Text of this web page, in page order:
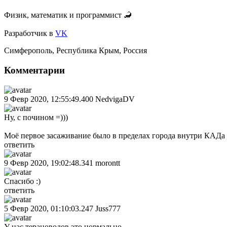
Физик, математик и программист 🦂
Разработчик в VK
Симферополь, Республика Крым, Россия
Комментарии
9 Февр 2020, 12:55:49.400 NedvigaDV
Ну, с почином =)))
Моё первое засаживание было в пределах города внутри КАДа
ответить
9 Февр 2020, 19:02:48.341 morontt
Спасибо :)
ответить
5 Февр 2020, 01:10:03.247 Juss777